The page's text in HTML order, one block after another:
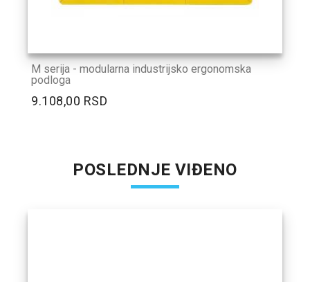
M serija - modularna industrijsko ergonomska
podloga
9.108,00 RSD
POSLEDNJE VIĐENO